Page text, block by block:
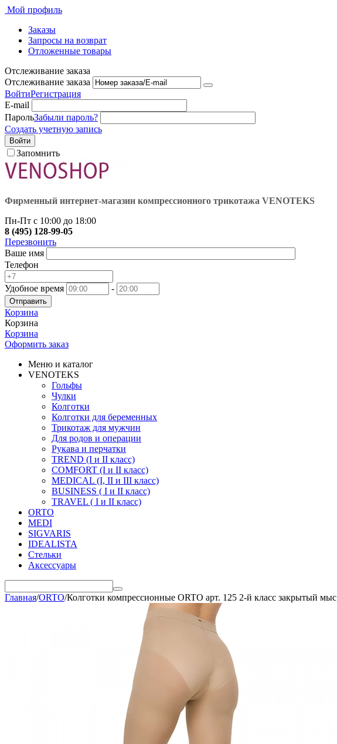
Мой профиль
Заказы
Запросы на возврат
Отложенные товары
Отслеживание заказа
Отслеживание заказа
ВойтиРегистрация
E-mail
ПарольЗабыли пароль?
Создать учетную запись
Войти
Запомнить
Фирменный интернет-магазин компрессионного трикотажа VENOTEKS
Пн-Пт с 10:00 до 18:00
8 (495) 128-99-05
Перезвонить
Ваше имя
Телефон
Удобное время -
Отправить
Корзина
Корзина
Корзина
Оформить заказ
Меню и каталог
VENOTEKS
Гольфы
Чулки
Колготки
Колготки для беременных
Трикотаж для мужчин
Для родов и операции
Рукава и перчатки
TREND (I и II класс)
COMFORT (I и II класс)
MEDICAL (I, II и III класс)
BUSINESS ( I и II класс)
TRAVEL ( I и II класс)
ORTO
MEDI
SIGVARIS
IDEALISTA
Стельки
Аксессуары
Главная/ORTO/Колготки компрессионные ORTO арт. 125 2-й класс закрытый мыс